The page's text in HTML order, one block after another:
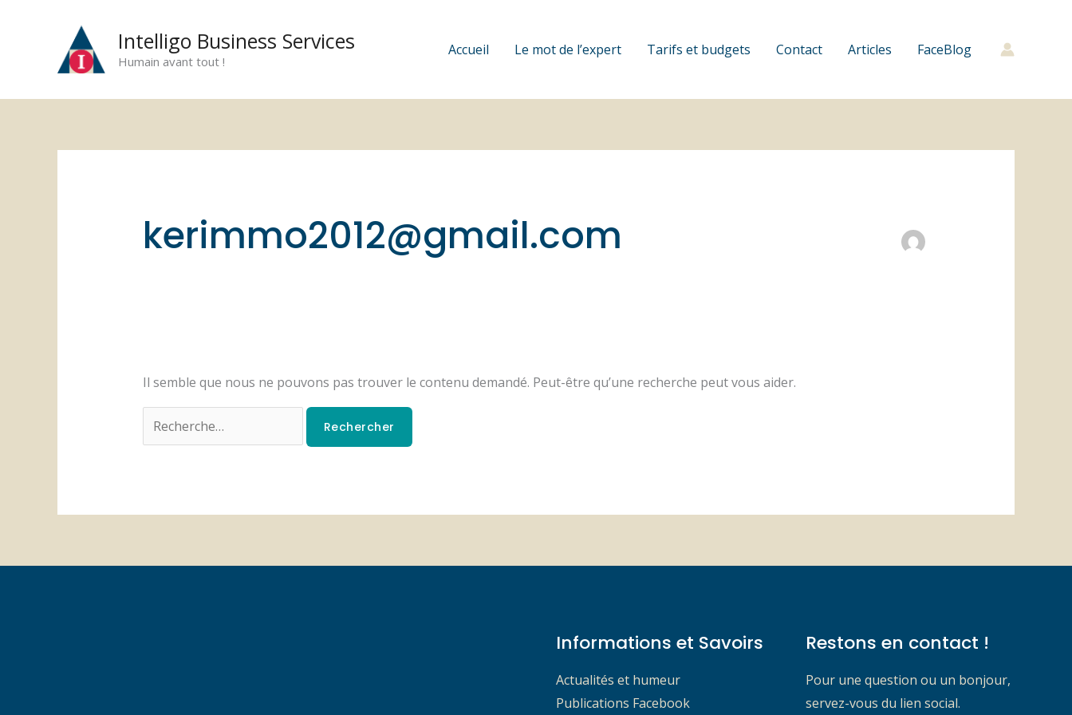
Intelligo Business Services
Humain avant tout !
Accueil Le mot de l’expert Tarifs et budgets Contact Articles FaceBlog
kerimmo2012@gmail.com
Il semble que nous ne pouvons pas trouver le contenu demandé. Peut-être qu’une recherche peut vous aider.
Rechercher :
Informations et Savoirs
Actualités et humeur
Publications Facebook
Restons en contact !
Pour une question ou un bonjour,
servez-vous du lien social.